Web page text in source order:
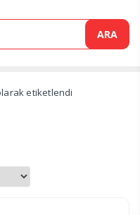
ARA
olarak etiketlendi